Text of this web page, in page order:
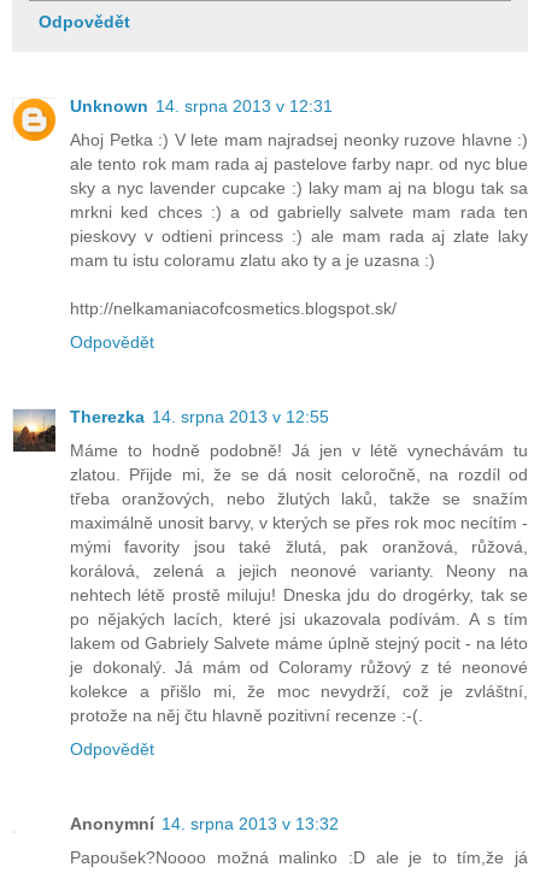
Odpovědět
Unknown 14. srpna 2013 v 12:31
Ahoj Petka :) V lete mam najradsej neonky ruzove hlavne :)
ale tento rok mam rada aj pastelove farby napr. od nyc blue
sky a nyc lavender cupcake :) laky mam aj na blogu tak sa
mrkni ked chces :) a od gabrielly salvete mam rada ten
pieskovy v odtieni princess :) ale mam rada aj zlate laky
mam tu istu coloramu zlatu ako ty a je uzasna :)
http://nelkamaniacofcosmetics.blogspot.sk/
Odpovědět
Therezka 14. srpna 2013 v 12:55
Máme to hodně podobně! Já jen v létě vynechávám tu
zlatou. Přijde mi, že se dá nosit celoročně, na rozdíl od
třeba oranžových, nebo žlutých laků, takže se snažím
maximálně unosit barvy, v kterých se přes rok moc necítím -
mými favority jsou také žlutá, pak oranžová, růžová,
korálová, zelená a jejich neonové varianty. Neony na
nehtech létě prostě miluju! Dneska jdu do drogérky, tak se
po nějakých lacích, které jsi ukazovala podívám. A s tím
lakem od Gabriely Salvete máme úplně stejný pocit - na léto
je dokonalý. Já mám od Coloramy růžový z té neonové
kolekce a přišlo mi, že moc nevydrží, což je zvláštní,
protože na něj čtu hlavně pozitivní recenze :-(.
Odpovědět
Anonymní 14. srpna 2013 v 13:32
Papoušek?Noooo možná malinko :D ale je to tím,že já